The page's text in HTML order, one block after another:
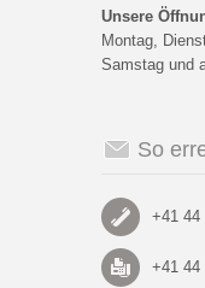
Unsere
Montag,
Samstag und
So
+41 44
+41 44